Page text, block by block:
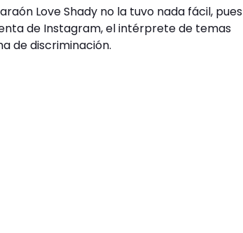
Love Shady no la tuvo nada fácil, pues
de Instagram, el intérprete de temas
de discriminación.